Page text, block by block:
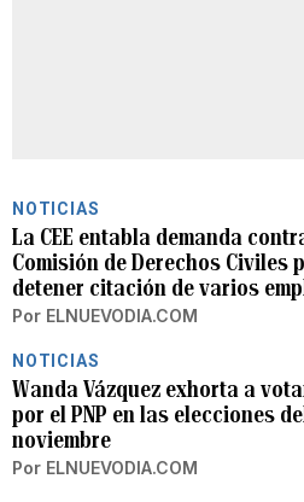
NOTICIAS
La CEE entabla demanda
Comisión de Derechos Civiles
detener citación de varios
Por ELNUEVODIA.COM
NOTICIAS
Wanda Vázquez exhorta a
por el PNP en las elecciones
noviembre
Por ELNUEVODIA.COM